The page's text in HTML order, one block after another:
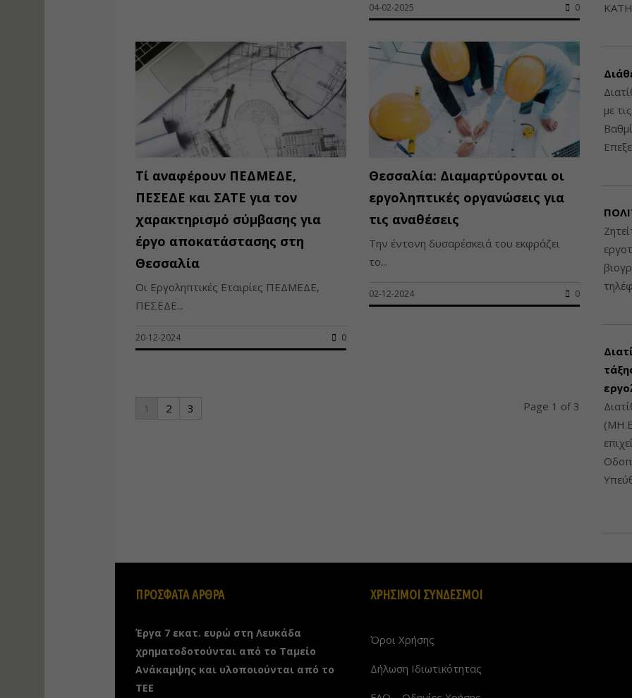
04-02-2025 0
Τί αναφέρουν ΠΕΔΜΕΔΕ,
ΠΕΣΕΔΕ και ΣΑΤΕ για τον
χαρακτηρισμό σύμβασης για
έργο αποκατάστασης στη
Θεσσαλία
Οι Εργοληπτικές Εταιρίες ΠΕΔΜΕΔΕ,
ΠΕΣΕΔΕ...
20-12-2024 0
Θεσσαλία: Διαμαρτύρονται οι
εργοληπτικές οργανώσεις για
τις αναθέσεις
Την έντονη δυσαρέσκειά του εκφράζει
το...
02-12-2024 0
1 2 3 Page 1 of 3
με
ΠΡΟΣΦΑΤΑ ΑΡΘΡΑ
Έργα 7 εκατ. ευρώ στη Λευκάδα
χρηματοδοτούνται από το Ταμείο
Ανάκαμψης και υλοποιούνται από το
ΤΕΕ
ΧΡΗΣΙΜΟΙ ΣΥΝΔΕΣΜΟΙ
Όροι Χρήσης
Δήλωση Ιδιωτικότητας